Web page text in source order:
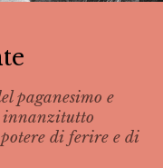
paganesimo e
innanzitutto
di ferire e di